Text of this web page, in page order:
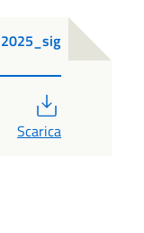
Scarica